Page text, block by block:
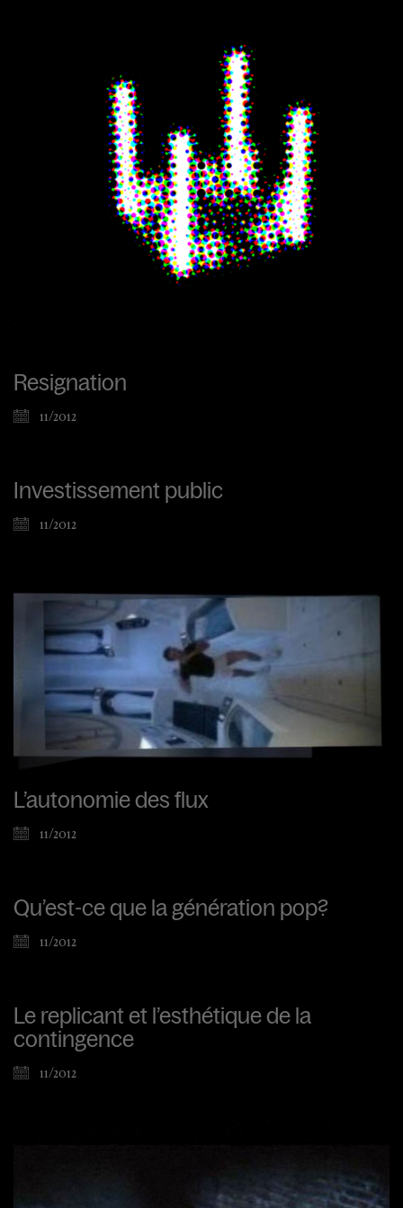
Resignation
11/2012
Investissement public
11/2012
L’autonomie des flux
11/2012
Qu’est-ce que la génération pop?
11/2012
Le replicant et l’esthétique de la
contingence
11/2012